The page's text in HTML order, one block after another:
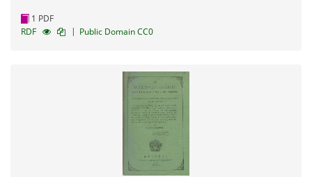
1 PDF
RDF
| Public Domain CC0